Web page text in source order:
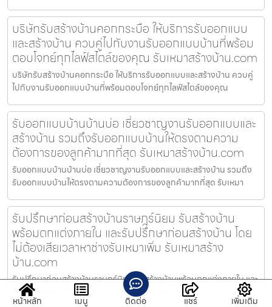
บริษัทรับสร้างบ้านคอกกระบือ ให้บริการรับออกแบบ
และสร้างบ้าน ควบคู่ไปกับงานรับออกแบบบ้านที่พร้อม
ตอบโจทย์ทุกไลฟ์สไตล์ของคุณ รับเหมาสร้างบ้าน.com
บริษัทรับสร้างบ้านคอกกระบือ ให้บริการรับออกแบบและสร้างบ้าน ควบคู่
ไปกับงานรับออกแบบบ้านที่พร้อมตอบโจทย์ทุกไลฟ์สไตล์ของคุณ
รับออกแบบบ้านบ้านบ่อ เชี่ยวชาญงานรับออกแบบและ
สร้างบ้าน รวมถึงรับออกแบบบ้านให้ตรงตามความ
ต้องการของลูกค้ามากที่สุด รับเหมาสร้างบ้าน.com
รับออกแบบบ้านบ้านบ่อ เชี่ยวชาญงานรับออกแบบและสร้างบ้าน รวมถึง
รับออกแบบบ้านให้ตรงตามความต้องการของลูกค้ามากที่สุด รับเหมา
รับปรึกษาก่อนสร้างบ้านราษฎร์นิยม รับสร้างบ้าน
พร้อมตกแต่งภายใน และรับปรึกษาก่อนสร้างบ้าน โดย
ไม่ต้องเสียเวลาหาช่างรับเหมาเพิ่ม รับเหมาสร้าง
บ้าน.com
รับปรึกษาก่อนสร้างบ้านราษฎร์นิยม รับสร้างบ้านพร้อมตกแต่งภายใน และ
รับปรึกษาก่อนสร้างบ้าน โดยไม่ต้องเสียเวลาหาช่างรับเหมาเ
หน้าหลัก เมนู ติดต่อ แชร์ เพิ่มเติม